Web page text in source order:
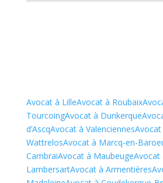
Avocat à LilleAvocat à Roubaix
TourcoingAvocat à Dunkerque
d’AscqAvocat à Valenciennes
WattrelosAvocat à Marcq-en-
CambraiAvocat à MaubeugeAvocat
LambersartAvocat à Armentières